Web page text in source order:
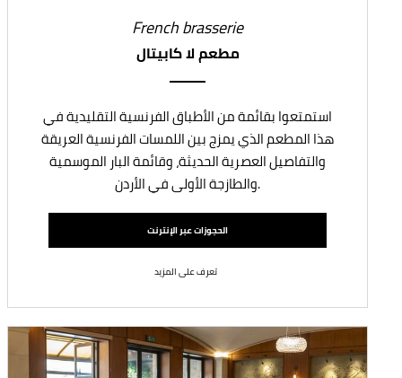
French brasserie
مطعم لا كابيتال
استمتعوا بقائمة من الأطباق الفرنسية التقليدية في
هذا المطعم الذي يمزج بين اللمسات الفرنسية العريقة
والتفاصيل العصرية الحديثة، وقائمة البار الموسمية
والطازجة الأولى في الأردن.
الحجوزات عبر الإنترنت
تعرف على المزيد